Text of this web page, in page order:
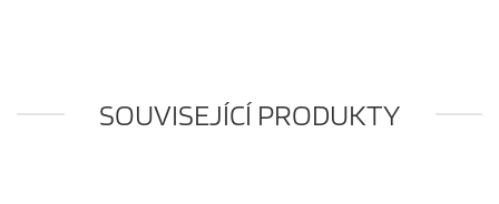
SOUVISEJÍCÍ PRODUKTY